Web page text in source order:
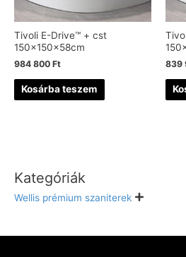
Kategóriák
Wellis prémium szaniterek
Tivoli E-Drive™ + cst
150x150x58cm
984 800 Ft
Kosárba teszem
839